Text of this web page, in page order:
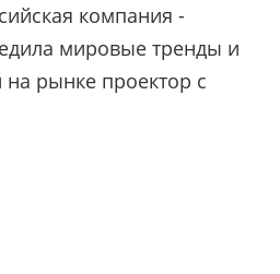
компания -
мировые тренды и
рынке проектор с